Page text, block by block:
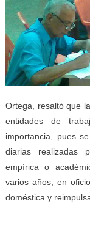
Ortega, resaltó que
entidades de
importancia, pues
diarias realizadas
empírica o
varios años, en
doméstica y